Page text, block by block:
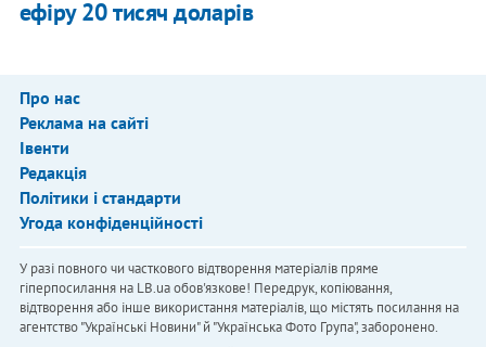
ефіру 20 тисяч доларів
Про нас
Реклама на сайті
Івенти
Редакція
Політики і стандарти
Угода конфіденційності
У разі повного чи часткового відтворення матеріалів пряме
гіперпосилання на LB.ua обов'язкове! Передрук, копіювання,
відтворення або інше використання матеріалів, що містять посилання на
агентство "Українськi Новини" й "Українська Фото Група", заборонено.